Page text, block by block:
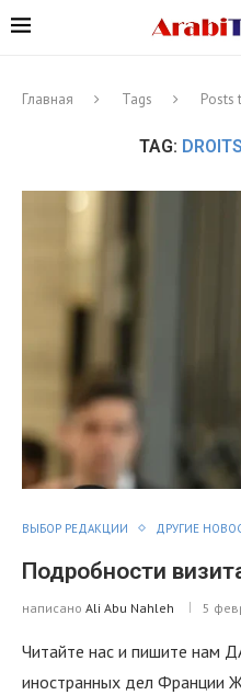
Главная Tags Posts
TAG:
ВЫБОР РЕДАКЦИИ ДРУГИЕ
Подробности
написано Ali Abu Nahleh 5
Читайте нас и пишите нам
иностранных дел Франции